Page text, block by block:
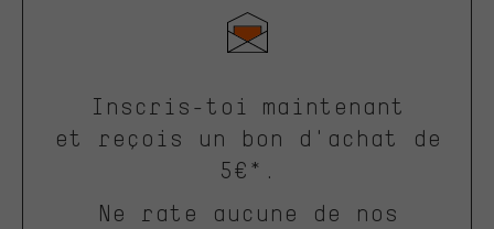
Inscris-toi maintenant
et reçois un bon d'achat de
5€*.
Ne rate aucune de nos